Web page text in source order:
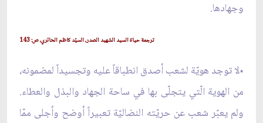
وجهادها.
ترجمة حياة السيد الشهيد الصدر، السيّد كاظم الحائري، ص: 143
٭لا توجد هويّة لشعب أصدق انطباقاً عليه وتجسيداً لمضمونه،
من الهوية الّتي يتجلّى بها في ساحة الجهاد والبذل والعطاء.
ولم يعبّر شعب عن حريّته النضاليّة تعبيراً أوضح وأجلى ممّا